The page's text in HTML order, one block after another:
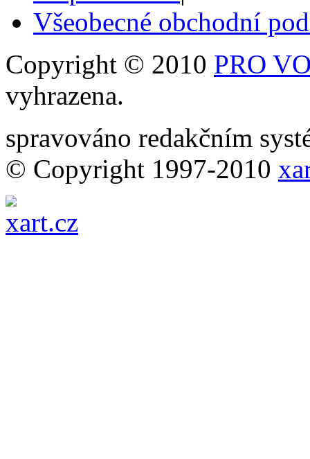
Všeobecné obchodní
Copyright © 2010 PRO
vyhrazena.
spravováno redakčním
© Copyright 1997-2010